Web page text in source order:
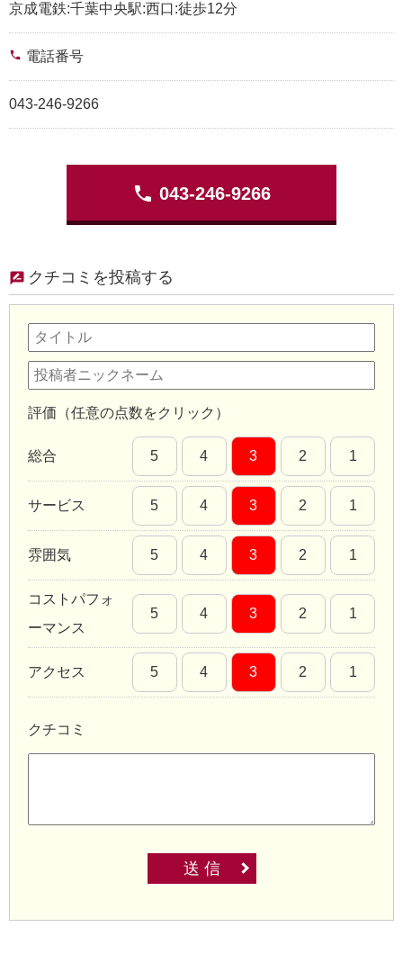
京成電鉄:千葉中央駅:西口:徒歩12分
phone 電話番号
043-246-9266
phone 043-246-9266
クチコミを投稿する
評価（任意の点数をクリック）
総合 5 4 3 2 1
サービス 5 4 3 2 1
雰囲気 5 4 3 2 1
コストパフォ
ーマンス
5 4 3 2 1
アクセス 5 4 3 2 1
クチコミ
送 信